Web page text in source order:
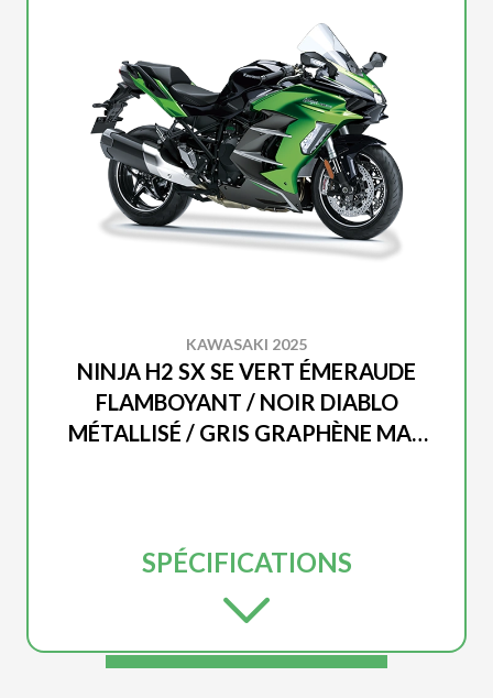
KAWASAKI 2025
NINJA H2 SX SE VERT ÉMERAUDE
FLAMBOYANT / NOIR DIABLO
MÉTALLISÉ / GRIS GRAPHÈNE MAT
SPÉCIFICATIONS